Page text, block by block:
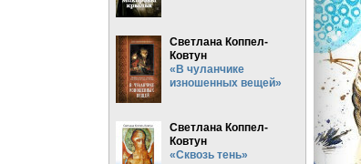
Светлана Коппел-
Ковтун
«В чуланчике
изношенных вещей»
Светлана Коппел-
Ковтун
«Сквозь тень»